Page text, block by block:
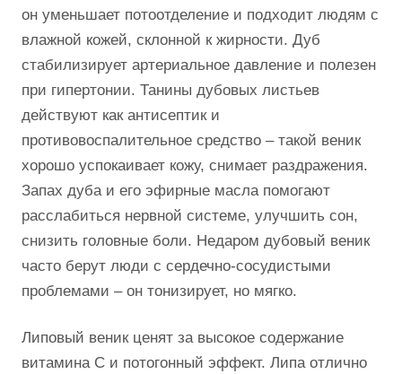
он уменьшает потоотделение и подходит людям с
влажной кожей, склонной к жирности. Дуб
стабилизирует артериальное давление и полезен
при гипертонии. Танины дубовых листьев
действуют как антисептик и
противовоспалительное средство – такой веник
хорошо успокаивает кожу, снимает раздражения.
Запах дуба и его эфирные масла помогают
расслабиться нервной системе, улучшить сон,
снизить головные боли. Недаром дубовый веник
часто берут люди с сердечно-сосудистыми
проблемами – он тонизирует, но мягко.
Липовый веник ценят за высокое содержание
витамина C и потогонный эффект. Липа отлично